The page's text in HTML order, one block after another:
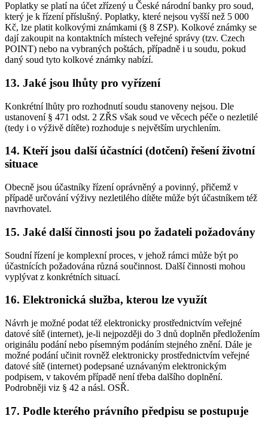
Poplatky se platí na účet zřízený u České národní banky pro soud,
který je k řízení příslušný. Poplatky, které nejsou vyšší než 5 000
Kč, lze platit kolkovými známkami (§ 8 ZSP). Kolkové známky se
dají zakoupit na kontaktních místech veřejné správy (tzv. Czech
POINT) nebo na vybraných poštách, případně i u soudu, pokud
daný soud tyto kolkové známky nabízí.
13. Jaké jsou lhůty pro vyřízení
Konkrétní lhůty pro rozhodnutí soudu stanoveny nejsou. Dle
ustanovení § 471 odst. 2 ZŘS však soud ve věcech péče o nezletilé
(tedy i o výživě dítěte) rozhoduje s největším urychlením.
14. Kteří jsou další účastníci (dotčení) řešení životní
situace
Obecně jsou účastníky řízení oprávněný a povinný, přičemž v
případě určování výživy nezletilého dítěte může být účastníkem též
navrhovatel.
15. Jaké další činnosti jsou po žadateli požadovány
Soudní řízení je komplexní proces, v jehož rámci může být po
účastnících požadována různá součinnost. Další činnosti mohou
vyplývat z konkrétních situací.
16. Elektronická služba, kterou lze využít
Návrh je možné podat též elektronicky prostřednictvím veřejné
datové sítě (internet), je-li nejpozději do 3 dnů doplněn předložením
originálu podání nebo písemným podáním stejného znění. Dále je
možné podání učinit rovněž elektronicky prostřednictvím veřejné
datové sítě (internet) podepsané uznávaným elektronickým
podpisem, v takovém případě není třeba dalšího doplnění.
Podrobněji viz § 42 a násl. OSŘ.
17. Podle kterého právního předpisu se postupuje